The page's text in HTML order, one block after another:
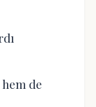
hem de